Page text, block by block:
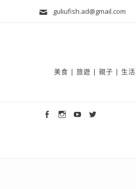
guliufish.ad@gmail.com
美食 | 旅遊 | 親子 | 生活